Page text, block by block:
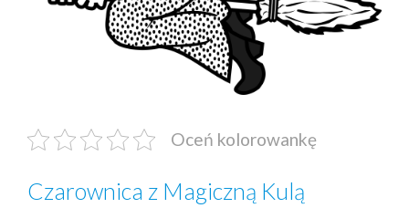
Oceń kolorowankę
Czarownica z Magiczną Kulą